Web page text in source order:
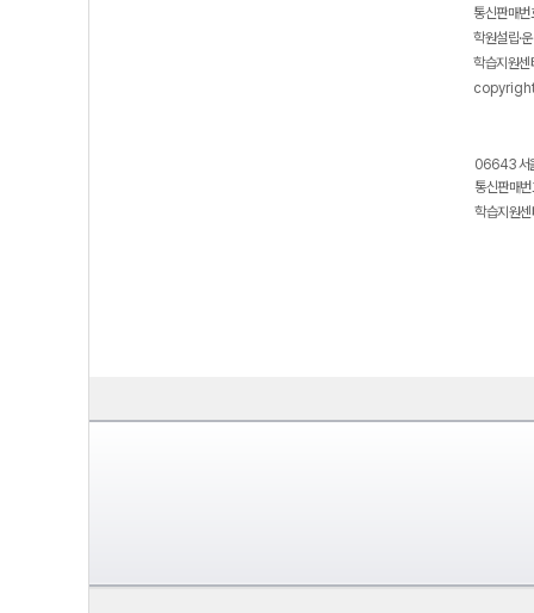
통신판매
학원설립·
학습지원
06643 서
통신판매
학습지원